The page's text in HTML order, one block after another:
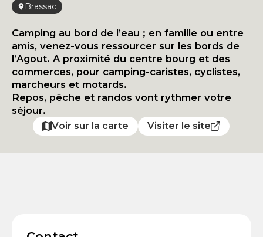
Brassac
Camping au bord de l’eau ; en famille ou entre
amis, venez-vous ressourcer sur les bords de
l’Agout. A proximité du centre bourg et des
commerces, pour camping-caristes, cyclistes,
marcheurs et motards.
Repos, pêche et randos vont rythmer votre
séjour.
Voir sur la carte Visiter le site